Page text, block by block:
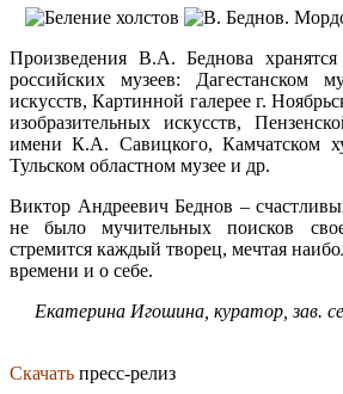
Произведения В.А. Беднова
российских музеев: Дагестанском
искусств, Картинной галерее г.
изобразительных искусств,
имени К.А. Савицкого, Камчатском
Тульском областном музее и др.
Виктор Андреевич Беднов –
не было мучительных поисков
стремится каждый творец, мечтая
времени и о себе.
Екатерина Игошина, куратор, зав.
Скачать пресс-релиз